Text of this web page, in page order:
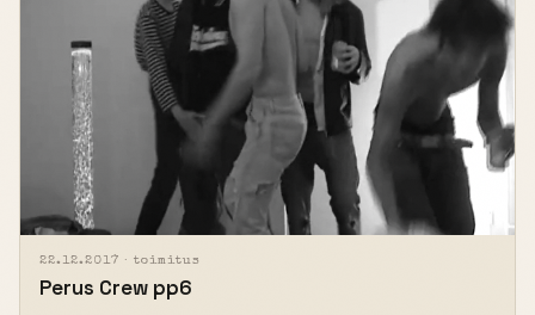
22.12.2017 · toimitus
Perus Crew pp6